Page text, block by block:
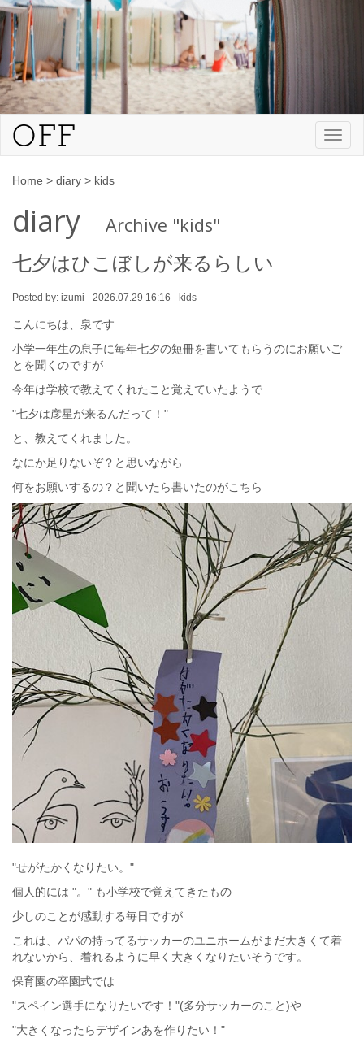
Home > diary > kids
diary Archive "kids"
七夕はひこぼしが来るらしい
Posted by: izumi 2026.07.29 16:16 kids
こんにちは、泉です
小学一年生の息子に毎年七夕の短冊を書いてもらうのにお願いご
とを聞くのですが
今年は学校で教えてくれたこと覚えていたようで
"七夕は彦星が来るんだって！"
と、教えてくれました。
なにか足りないぞ？と思いながら
何をお願いするの？と聞いたら書いたのがこちら
"せがたかくなりたい。"
個人的には "。" も小学校で覚えてきたもの
少しのことが感動する毎日ですが
これは、パパの持ってるサッカーのユニホームがまだ大きくて着
れないから、着れるように早く大きくなりたいそうです。
保育園の卒園式では
"スペイン選手になりたいです！"(多分サッカーのこと)や
"大きくなったらデザインあを作りたい！"